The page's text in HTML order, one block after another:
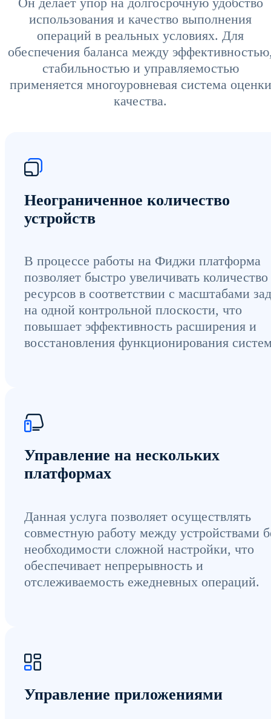
использования и качество выполнения
операций в реальных условиях. Для
обеспечения баланса между
стабильностью и управляемостью
применяется многоуровневая система оценки
качества.
Неограниченное количество
устройств
В процессе работы на Фиджи платформа
позволяет быстро увеличивать количество
ресурсов в соответствии с масштабами
на одной контрольной плоскости, что
повышает эффективность расширения и
восстановления функционирования
Управление на нескольких
платформах
Данная услуга позволяет осуществлять
совместную работу между устройствами
необходимости сложной настройки, что
обеспечивает непрерывность и
отслеживаемость ежедневных операций.
Управление приложениями